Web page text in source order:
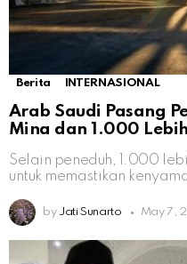
Berita INTERNASIONAL
Arab Saudi Pasang
Mina dan 1.000
Selain peneduh, 1.000
untuk memastikan
by Jati Sunarto May 7,